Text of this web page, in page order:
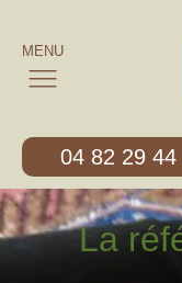
MENU
04 82 29 44
La